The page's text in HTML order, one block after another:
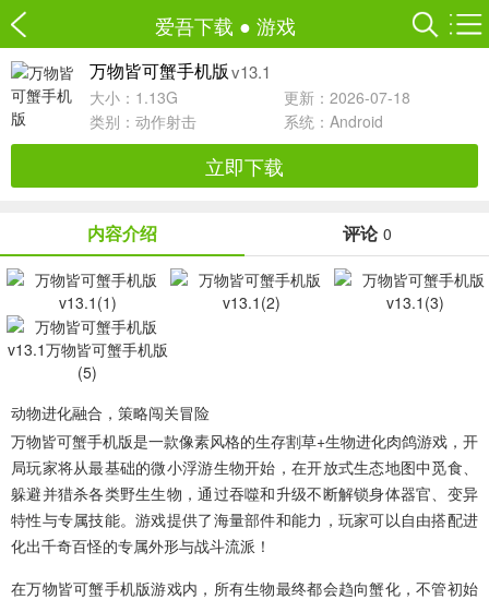
爱吾下载 ● 游戏
万物皆可蟹手机版 v13.1
大小：1.13G
更新：2026-07-18
类别： 动作射击 系统：Android
立即下载
内容介绍 评论 0
动物进化融合，策略闯关冒险
万物皆可蟹手机版是一款像素风格的生存割草+生物进化肉鸽游戏，开
局玩家将从最基础的微小浮游生物开始，在开放式生态地图中觅食、
躲避并猎杀各类野生生物，通过吞噬和升级不断解锁身体器官、变异
特性与专属技能。游戏提供了海量部件和能力，玩家可以自由搭配进
化出千奇百怪的专属外形与战斗流派！
在万物皆可蟹手机版游戏内，所有生物最终都会趋向蟹化，不管初始